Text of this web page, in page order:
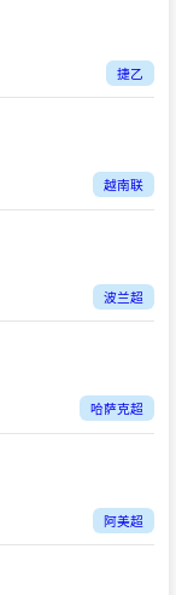
捷乙
越南联
波兰超
哈萨克超
阿美超